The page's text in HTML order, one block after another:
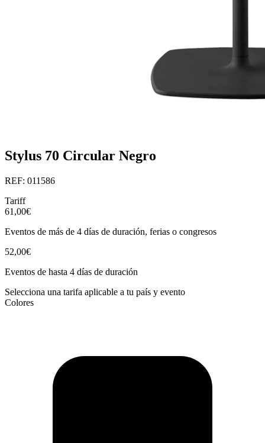
Stylus 70 Circular Negro
REF: 011586
Tariff
61,00€
Eventos de más de 4 días de duración, ferias o congresos
52,00€
Eventos de hasta 4 días de duración
Selecciona una tarifa aplicable a tu país y evento
Colores